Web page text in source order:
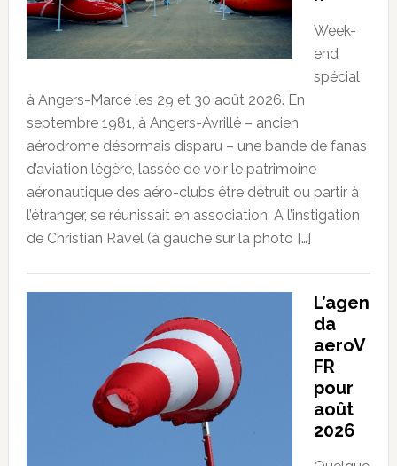
Week-
end
spécial
à Angers-Marcé les 29 et 30 août 2026. En
septembre 1981, à Angers-Avrillé – ancien
aérodrome désormais disparu – une bande de fanas
d’aviation légère, lassée de voir le patrimoine
aéronautique des aéro-clubs être détruit ou partir à
l’étranger, se réunissait en association. A l’instigation
de Christian Ravel (à gauche sur la photo […]
L’agen
da
aeroV
FR
pour
août
2026